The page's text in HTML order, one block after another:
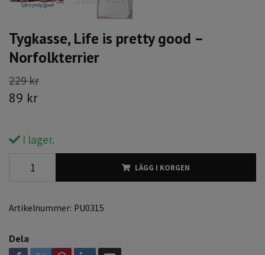
Tygkasse, Life is pretty good –
Norfolkterrier
229 kr
89 kr
I lager.
LÄGG I KORGEN
Artikelnummer: PU0315
Dela